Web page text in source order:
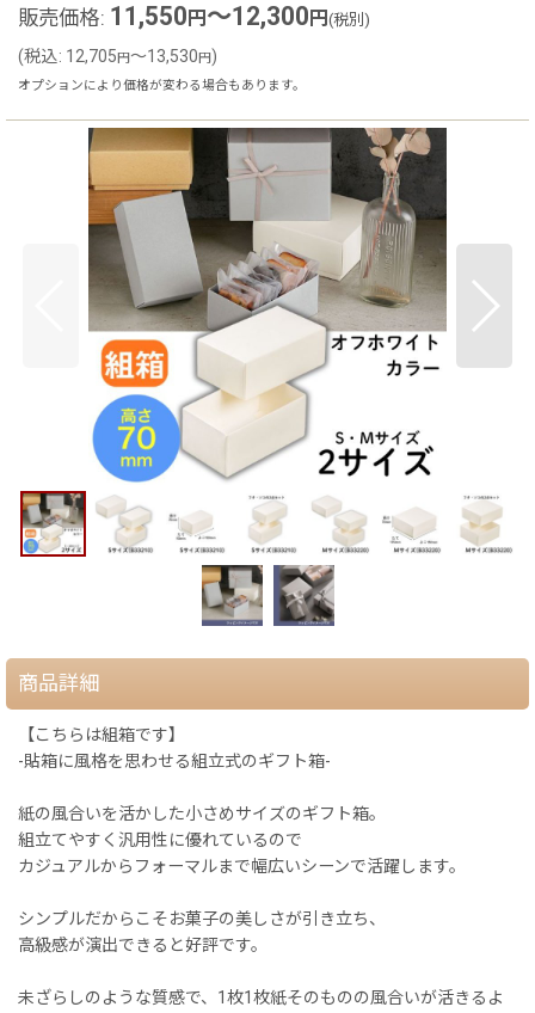
販売価格: 11,550 円 ～12,300 円 (税別)
(税込: 12,705円～13,530円)
オプションにより価格が変わる場合もあります。
商品詳細
【こちらは組箱です】
-貼箱に風格を思わせる組立式のギフト箱-
紙の風合いを活かした小さめサイズのギフト箱。
組立てやすく汎用性に優れているので
カジュアルからフォーマルまで幅広いシーンで活躍します。
シンプルだからこそお菓子の美しさが引き立ち、
高級感が演出できると好評です。
未ざらしのような質感で、1枚1枚紙そのものの風合いが活きるよ